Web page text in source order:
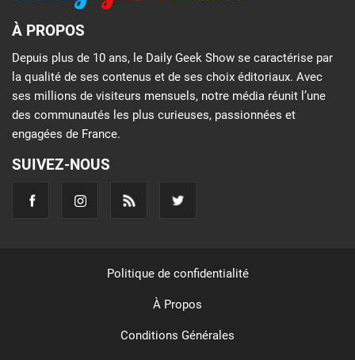
À PROPOS
Depuis plus de 10 ans, le Daily Geek Show se caractérise par
la qualité de ses contenus et de ses choix éditoriaux. Avec
ses millions de visiteurs mensuels, notre média réunit l’une
des communautés les plus curieuses, passionnées et
engagées de France.
SUIVEZ-NOUS
Politique de confidentialité
À Propos
Conditions Générales